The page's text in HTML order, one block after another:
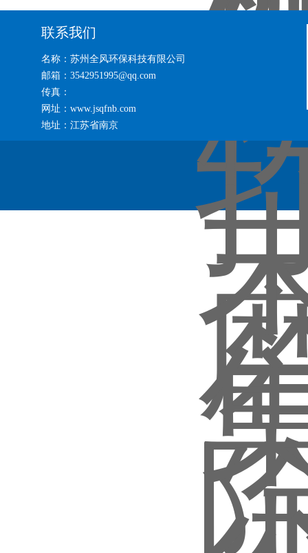
联系我们
名称：苏州全风环保科技有限公司
邮箱：3542951995@qq.com
传真：
网址：www.jsqfnb.com
地址：江苏省南京